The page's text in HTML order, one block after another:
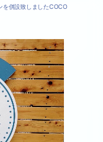
を併設致しましたCOCO